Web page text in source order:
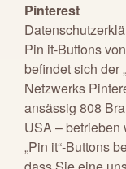
Pinterest
Pin it-Buttons
befindet sich der
Netzwerks
ansässig 808
USA – betrieben
„Pin it“-Buttons